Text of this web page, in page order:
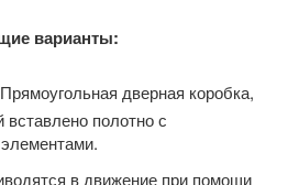
варианты:
дверная коробка,
вставлено полотно с
в движение при помощи